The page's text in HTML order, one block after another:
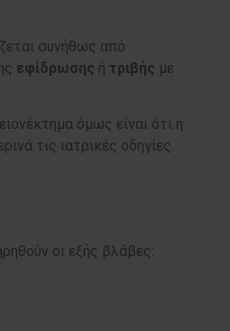
συνήθως από
εφίδρωσης ή τριβής με
όμως είναι ότι η
τις ιατρικές οδηγίες.
οι εξής βλάβες: